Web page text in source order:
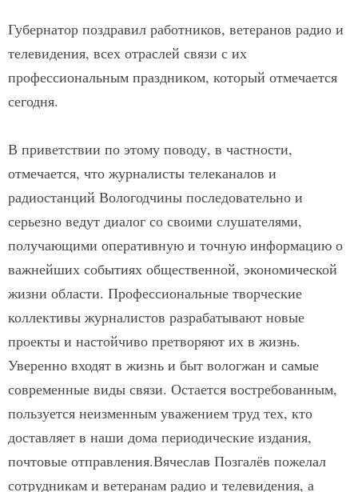
Губернатор поздравил работников, ветеранов радио и
телевидения, всех отраслей связи с их
профессиональным праздником, который отмечается
сегодня.
В приветствии по этому поводу, в частности,
отмечается, что журналисты телеканалов и
радиостанций Вологодчины последовательно и
серьезно ведут диалог со своими слушателями,
получающими оперативную и точную информацию о
важнейших событиях общественной, экономической
жизни области. Профессиональные творческие
коллективы журналистов разрабатывают новые
проекты и настойчиво претворяют их в жизнь.
Уверенно входят в жизнь и быт вологжан и самые
современные виды связи. Остается востребованным,
пользуется неизменным уважением труд тех, кто
доставляет в наши дома периодические издания,
почтовые отправления.Вячеслав Позгалёв пожелал
сотрудникам и ветеранам радио и телевидения, а